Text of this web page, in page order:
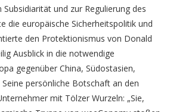
und zur Regulierung des
die europäische Sicherheitspolitik und
den Protektionismus von Donald
Ausblick in die notwendige
gegenüber China, Südostasien,
Seine persönliche Botschaft an den
mit Tölzer Wurzeln: „Sie,